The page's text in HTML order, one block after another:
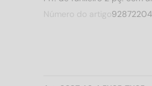
Número do artigo